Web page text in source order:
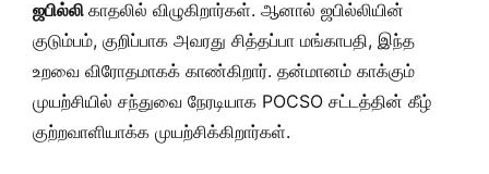
ஜபில்லி காதலில் விழுகிறார்கள். ஆனால் ஜபில்லியின்
குடும்பம், குறிப்பாக அவரது சித்தப்பா மங்காபதி, இந்த
உறவை விரோதமாகக் காண்கிறார். தன்மானம் காக்கும்
முயற்சியில் சந்துவை நேரடியாக POCSO சட்டத்தின் கீழ்
குற்றவாளியாக்க முயற்சிக்கிறார்கள்.